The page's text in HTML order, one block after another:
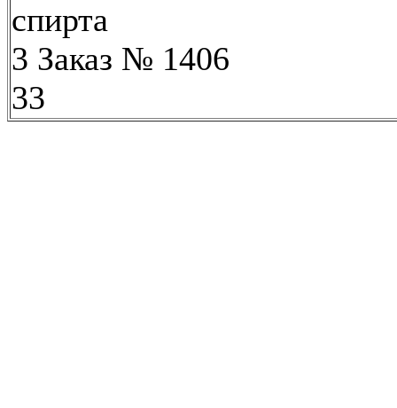
спирта
3 Заказ № 1406
33